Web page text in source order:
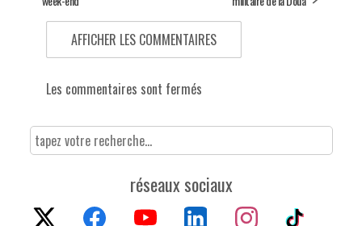
AFFICHER LES COMMENTAIRES
Les commentaires sont fermés
réseaux sociaux